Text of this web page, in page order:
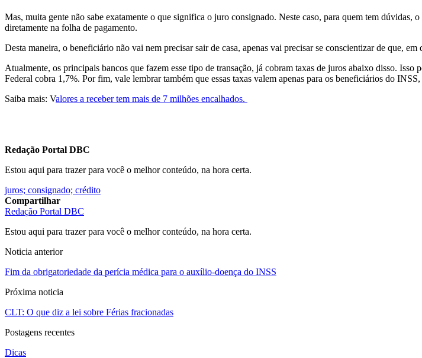
Mas, muita gente não sabe exatamente o que significa o juro consignado. Neste caso, para quem tem dúvidas,
diretamente na folha de pagamento.
Desta maneira, o beneficiário não vai nem precisar sair de casa, apenas vai precisar se conscientizar de que,
Atualmente, os principais bancos que fazem esse tipo de transação, já cobram taxas de juros abaixo disso.
Federal cobra 1,7%. Por fim, vale lembrar também que essas taxas valem apenas para os beneficiários do
Saiba mais: Valores a receber tem mais de 7 milhões encalhados.
Redação Portal DBC
Estou aqui para trazer para você o melhor conteúdo, na hora certa.
juros; consignado; crédito
Compartilhar
Redação Portal DBC
Estou aqui para trazer para você o melhor conteúdo, na hora certa.
Noticia anterior
Fim da obrigatoriedade da perícia médica para o auxílio-doença do INSS
Próxima noticia
CLT: O que diz a lei sobre Férias fracionadas
Postagens recentes
Dicas